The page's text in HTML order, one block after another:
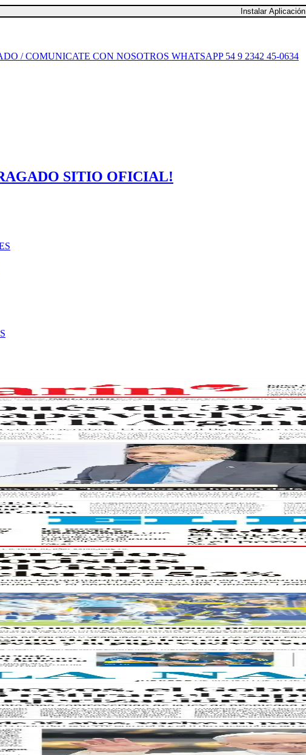
Instalar Aplicación
/ COMUNICATE CON NOSOTROS WHATSAPP 54 9 2342 45-0634
SITIO OFICIAL!